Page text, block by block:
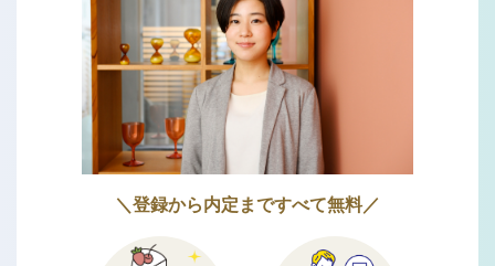
＼登録から内定まですべて無料／